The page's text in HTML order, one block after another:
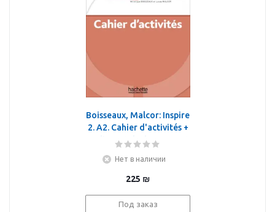
Boisseaux, Malcor: Inspire
2. A2. Cahier d'activités +
audio en telechargement
Нет в наличии
225 ₪
Под заказ